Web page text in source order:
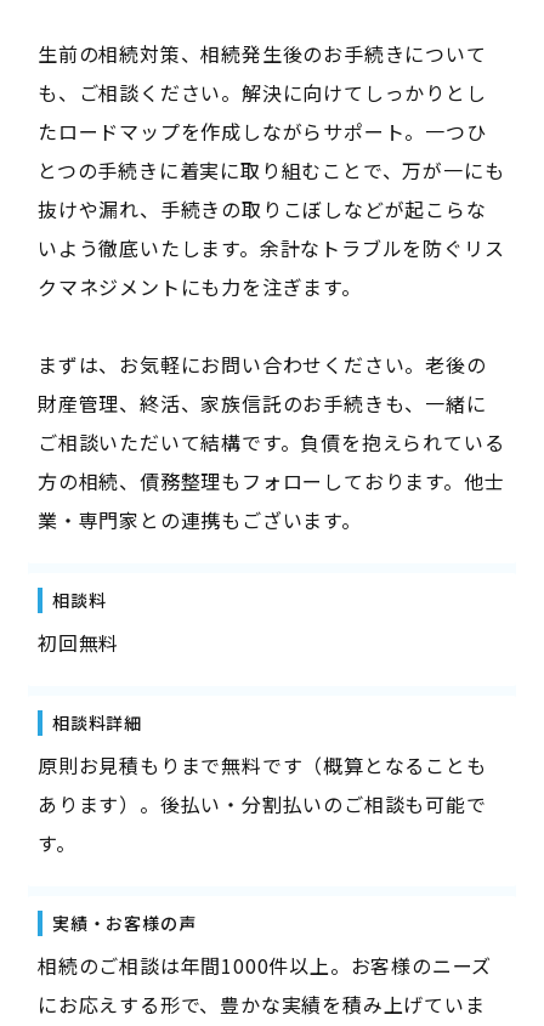
生前の相続対策、相続発生後のお手続きについて
も、ご相談ください。解決に向けてしっかりとし
たロードマップを作成しながらサポート。一つひ
とつの手続きに着実に取り組むことで、万が一にも
抜けや漏れ、手続きの取りこぼしなどが起こらな
いよう徹底いたします。余計なトラブルを防ぐリス
クマネジメントにも力を注ぎます。
まずは、お気軽にお問い合わせください。老後の
財産管理、終活、家族信託のお手続きも、一緒に
ご相談いただいて結構です。負債を抱えられている
方の相続、債務整理もフォローしております。他士
業・専門家との連携もございます。
相談料
初回無料
相談料詳細
原則お見積もりまで無料です（概算となることも
あります）。後払い・分割払いのご相談も可能で
す。
実績・お客様の声
相続のご相談は年間1000件以上。お客様のニーズ
にお応えする形で、豊かな実績を積み上げていま